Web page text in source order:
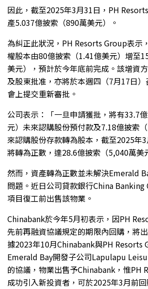
因此，截至2025年3月31日，PH
產5.037億披索（890萬美元）。
為糾正此狀況，PH Resorts Group表示
權股本由80億披索（1.41億美元）增至
美元），預計於今年底前完成。該增資
及股東批准，亦將於本週四（7月17日
會上提交重新審批。
公司表示：「一旦申請獲批，將有33.7
元）未來認購股份預付款及7.18億披索
來認購股份存款轉為股本，截至2025年
將轉為正數，達28.6億披索（5,040萬美
然而，資產轉為正數並未解決Emerald
問題。近日公司貸款銀行China
項目復工前出售該物業。
Chinabank於今年5月初表示，因PH
先前再融資協議規定的期限內回購，將
據2023年10月Chinabank與PH Resorts
Emerald Bay開發子公司Lapulapu
的協議，物業出售予Chinabank，惟PH
成功引入新投資者，可於2025年3月前回